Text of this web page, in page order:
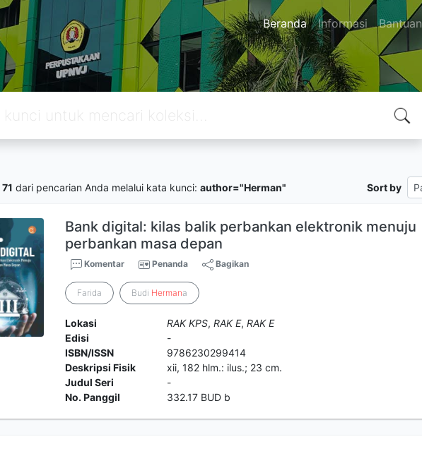
Beranda Informasi Bantuan
71 dari pencarian Anda melalui kata kunci: author="Herman" Sort by
Bank digital: kilas balik perbankan elektronik menuju
perbankan masa depan
Komentar Penanda Bagikan
Farida Budi Hermana
Lokasi RAK KPS, RAK E, RAK E
Edisi
-
ISBN/ISSN
9786230299414
Deskripsi Fisik
xii, 182 hlm.: ilus.; 23 cm.
Judul Seri
-
No. Panggil
332.17 BUD b